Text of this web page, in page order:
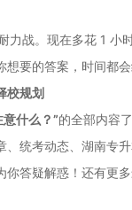
力战。现在多花 1
要的答案，时间都会
校规划
什么？”的全部内容
统考动态、湖南专
答疑解惑！还有更